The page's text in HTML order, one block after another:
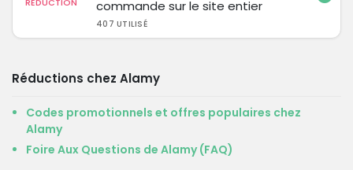
commande sur le site entier
407 UTILISÉ
Réductions chez Alamy
Codes promotionnels et offres populaires chez
Alamy
Foire Aux Questions de Alamy (FAQ)